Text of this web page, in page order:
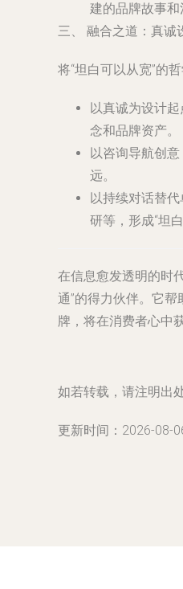
建的品牌故事和
三、 融合之道：真诚
将“坦白可以从宽”的
以真诚为设计起
念和品牌资产。
以咨询导航创意
远。
以持续对话替
研等，形成“坦
在信息愈发透明的时
通”的得力伙伴。它帮
牌，将在消费者心中
如若转载，请注明出
更新时间：2026-08-